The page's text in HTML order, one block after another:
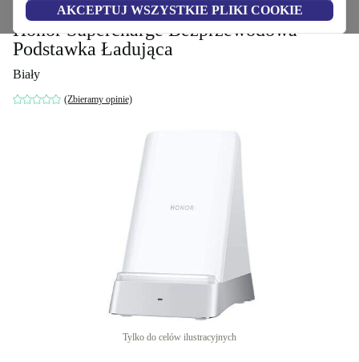
AKCEPTUJ WSZYSTKIE PLIKI COOKIE
Honor Supercharge Bezprzewodowa
Podstawka Ładująca
Biały
(Zbieramy opinie)
Tylko do celów ilustracyjnych